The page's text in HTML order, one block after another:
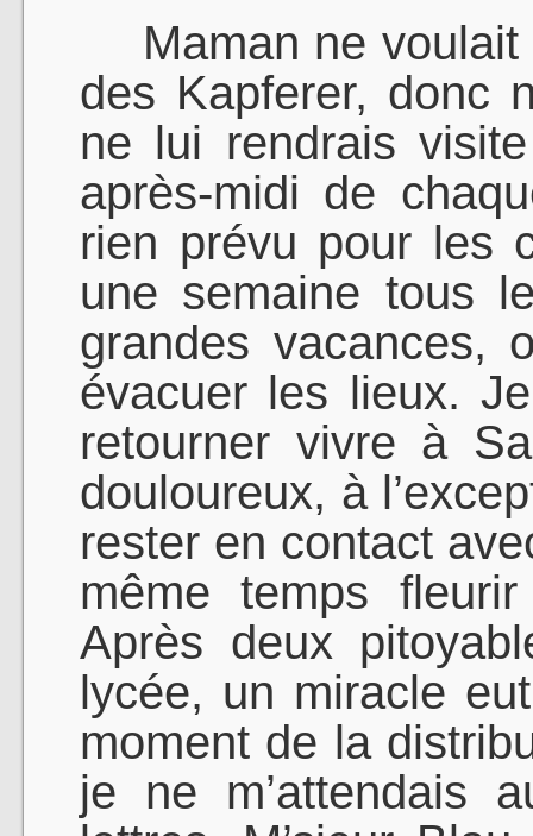
Maman ne voulait
des Kapferer, donc
ne lui rendrais
après-midi de
rien prévu pour les
une semaine tous
grandes vacances,
évacuer les lieux.
retourner vivre à
douloureux, à
rester en contact
même temps
Après deux
lycée, un miracle
moment de la
je ne m’attendais